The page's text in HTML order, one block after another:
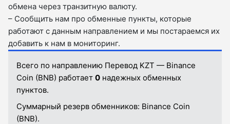
обмена через транзитную валюту.
– Сообщить нам про обменные пункты, которые
работают с данным направлением и мы постараемся их
добавить к нам в мониторинг.
Всего по направлению Перевод KZT — Binance
Coin (BNB) работает 0 надежных обменных
пунктов.
Суммарный резерв обменников: Binance Coin
(BNB).